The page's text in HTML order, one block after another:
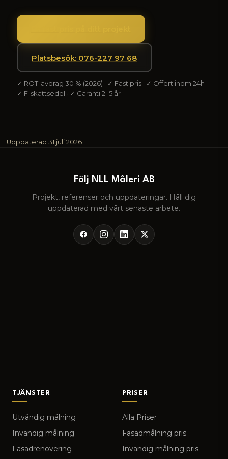
Platsbesök: 076-227 97 68
✓ ROT-avdrag 30 % (2026) · ✓ Fast pris · ✓ Offert inom 24h ·
✓ F-skattsedel · ✓ Garanti 2–5 år
Uppdaterad 31 juli 2026
Följ NLL Måleri AB
Projekt, referenser och uppdateringar. Håll dig
uppdaterad med vårt senaste arbete.
TJÄNSTER
Utvändig målning
Invändig målning
Fasadrenovering
PRISER
Alla Priser
Fasadmålning pris
Invändig målning pris